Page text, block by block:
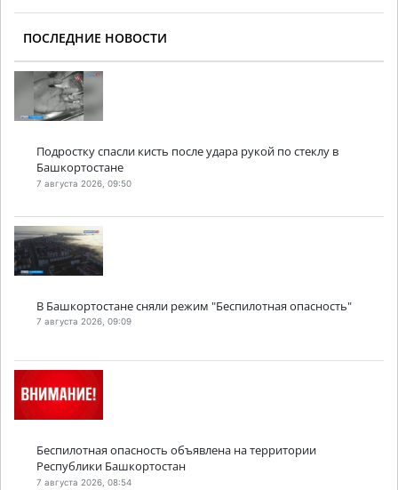
ПОСЛЕДНИЕ НОВОСТИ
Подростку спасли кисть после удара рукой по стеклу в
Башкортостане
7 августа 2026, 09:50
В Башкортостане сняли режим "Беспилотная опасность"
7 августа 2026, 09:09
Беспилотная опасность объявлена на территории
Республики Башкортостан
7 августа 2026, 08:54